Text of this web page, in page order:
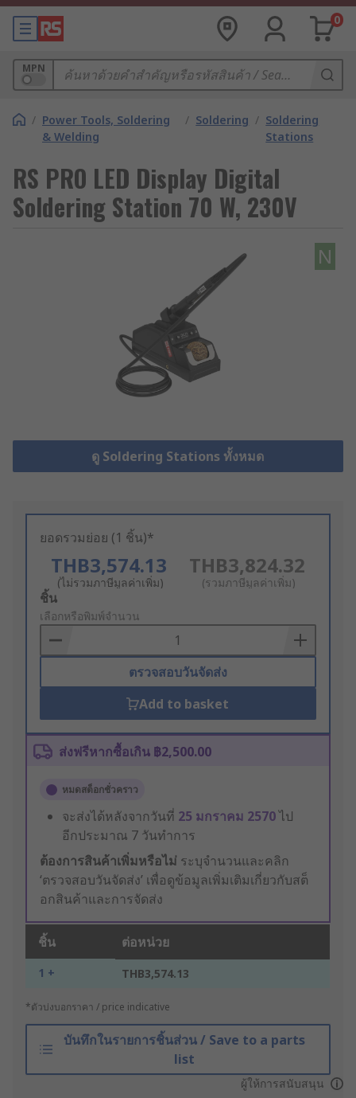
0
MPN
/ Power Tools, Soldering
& Welding
/ Soldering / Soldering
Stations
RS PRO LED Display Digital
Soldering Station 70 W, 230V
N
ดู Soldering Stations ทั้งหมด
ยอดรวมย่อย (1 ชิ้น)*
THB3,574.13
(ไม่รวมภาษีมูลค่าเพิ่ม)
THB3,824.32
(รวมภาษีมูลค่าเพิ่ม)
Add
to
Basket
ชิ้น
เลือกหรือพิมพ์จำนวน
ตรวจสอบวันจัดส่ง
Add to basket
ส่งฟรีหากซื้อเกิน ฿2,500.00
หมดสต็อกชั่วคราว
จะส่งได้หลังจากวันที่ 25 มกราคม 2570ไป
อีกประมาณ 7 วันทำการ
ต้องการสินค้าเพิ่มหรือไม่ ระบุจำนวนและคลิก
‘ตรวจสอบวันจัดส่ง’ เพื่อดูข้อมูลเพิ่มเติมเกี่ยวกับสต็
อกสินค้าและการจัดส่ง
ชิ้น ต่อหน่วย
1 + THB3,574.13
*ตัวบ่งบอกราคา / price indicative
บันทึกในรายการชิ้นส่วน / Save to a parts
list
ผู้ให้การสนับสนุน